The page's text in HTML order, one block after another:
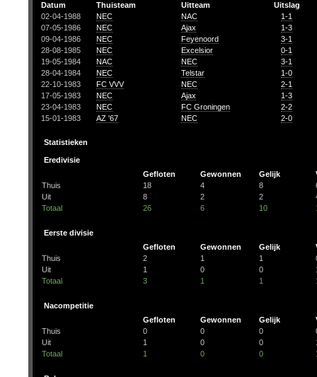
Datum
Thuisteam Uitteam
Uitslag
02-04-1988
NEC NAC
1-1
07-05-1986
NEC Ajax
1-3
09-04-1986
NEC Feyenoord
3-1
28-08-1985
NEC Excelsior
0-1
19-05-1984
NAC NEC
3-1
28-04-1984
NEC Telstar
1-0
22-10-1983
FC VVV NEC
2-1
17-05-1983
NEC Ajax
1-3
23-04-1983
NEC FC Groningen
2-2
15-01-1983
AZ '67 NEC 2-0
Statistieken
Eredivisie
Gefloten
Gewonnen Gelijk
Thuis
18 4 8
Uit
8 2 2
Totaal
26 6 10
Eerste divisie
Gefloten
Gewonnen Gelijk
Thuis
2 1 1
Uit
1 0 0
Totaal
3 1 1
Nacompetitie
Gefloten
Gewonnen Gelijk
Thuis
0 0 0
Uit
1 0 0
Totaal
1 0 0